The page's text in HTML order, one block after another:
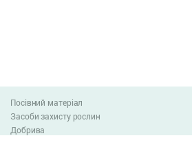
Посівний матеріал
Засоби захисту рослин
Добрива